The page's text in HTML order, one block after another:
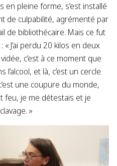
en pleine forme, s’est installé
de culpabilité, agrémenté par
de bibliothécaire. Mais ce fut
J’ai perdu 20 kilos en deux
vidée, c’est à ce moment que
l’alcool, et là, c’est un cercle
une coupure du monde,
feu, je me détestais et je
»